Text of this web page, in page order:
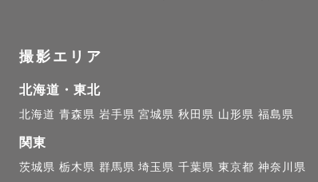
撮影エリア
北海道・東北
北海道 青森県 岩手県 宮城県 秋田県 山形県 福島県
関東
茨城県 栃木県 群馬県 埼玉県 千葉県 東京都 神奈川県